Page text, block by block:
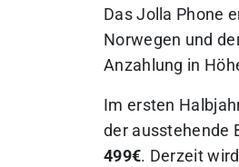
Das Jolla Phone
Norwegen und
Anzahlung in
Im ersten
der ausstehende
499€. Derzeit